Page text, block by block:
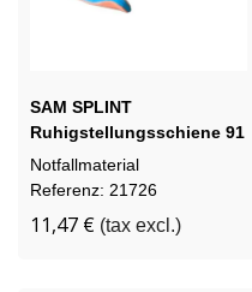
SAM SPLINT
Ruhigstellungsschiene 91
Cm
Notfallmaterial
Referenz: 21726
11,47 € (tax excl.)